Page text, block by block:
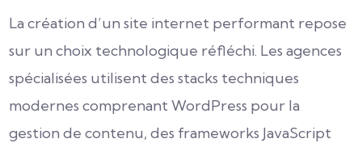
La création d’un site internet performant repose
sur un choix technologique réfléchi. Les agences
spécialisées utilisent des stacks techniques
modernes comprenant WordPress pour la
gestion de contenu, des frameworks JavaScript